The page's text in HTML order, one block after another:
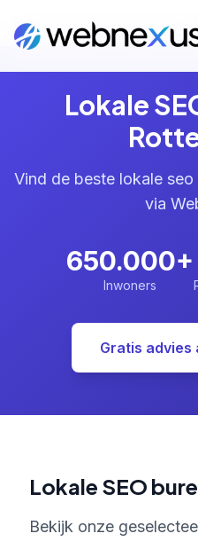
Home Diensten
Lokale
Vind de beste lokale
via
650.000+
Inwoners
Gratis advies
Lokale SEO
Bekijk onze